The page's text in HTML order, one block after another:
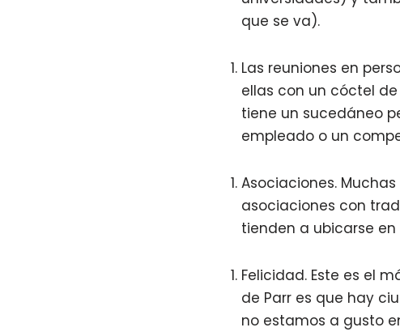
que se va).
Las reuniones en
ellas con un cóctel de
tiene un sucedáneo
empleado o un
Asociaciones.
asociaciones con
tienden a ubicarse
Felicidad. Este es el
de Parr es que hay
no estamos a gusto